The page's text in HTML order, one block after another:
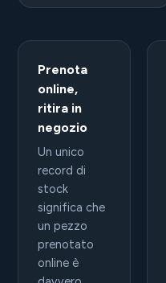
Prenota
online,
ritira in
negozio
Un unico
record di
stock
significa che
un pezzo
prenotato
online è